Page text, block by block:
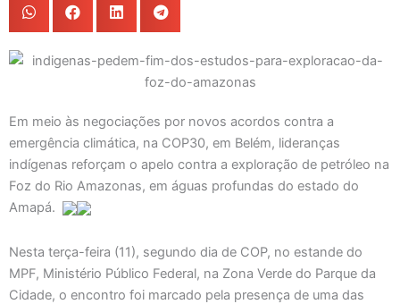
Em meio às negociações por novos acordos contra a
emergência climática, na COP30, em Belém, lideranças
indígenas reforçam o apelo contra a exploração de petróleo na
Foz do Rio Amazonas, em águas profundas do estado do
Amapá.
Nesta terça-feira (11), segundo dia de COP, no estande do
MPF, Ministério Público Federal, na Zona Verde do Parque da
Cidade, o encontro foi marcado pela presença de uma das